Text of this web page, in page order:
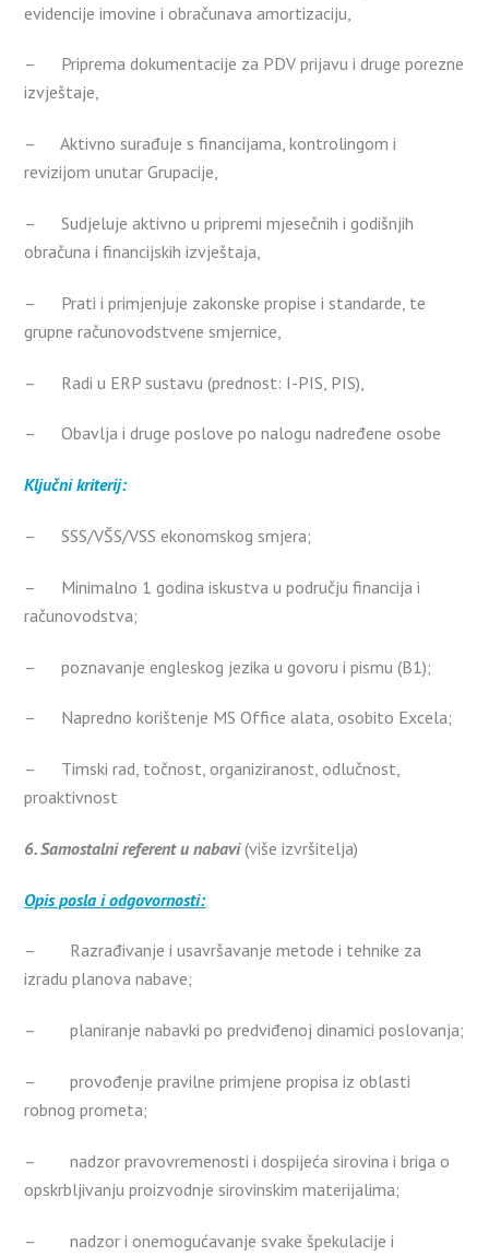
evidencije imovine i obračunava amortizaciju,
– Priprema dokumentacije za PDV prijavu i druge porezne
izvještaje,
– Aktivno surađuje s financijama, kontrolingom i
revizijom unutar Grupacije,
– Sudjeluje aktivno u pripremi mjesečnih i godišnjih
obračuna i financijskih izvještaja,
– Prati i primjenjuje zakonske propise i standarde, te
grupne računovodstvene smjernice,
– Radi u ERP sustavu (prednost: I-PIS, PIS),
– Obavlja i druge poslove po nalogu nadređene osobe
Ključni kriterij:
– SSS/VŠS/VSS ekonomskog smjera;
– Minimalno 1 godina iskustva u području financija i
računovodstva;
– poznavanje engleskog jezika u govoru i pismu (B1);
– Napredno korištenje MS Office alata, osobito Excela;
– Timski rad, točnost, organiziranost, odlučnost,
proaktivnost
6. Samostalni referent u nabavi(više izvršitelja)
Opis posla i odgovornosti:
– Razrađivanje i usavršavanje metode i tehnike za
izradu planova nabave;
– planiranje nabavki po predviđenoj dinamici poslovanja;
– provođenje pravilne primjene propisa iz oblasti
robnog prometa;
– nadzor pravovremenosti i dospijeća sirovina i briga o
opskrbljivanju proizvodnje sirovinskim materijalima;
– nadzor i onemogućavanje svake špekulacije i